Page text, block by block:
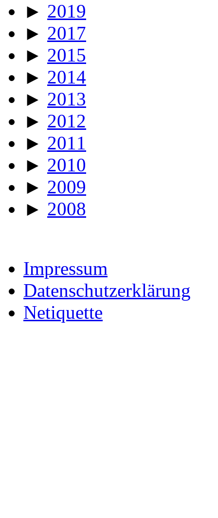
► 2019
► 2017
► 2015
► 2014
► 2013
► 2012
► 2011
► 2010
► 2009
► 2008
Impressum
Datenschutzerklärung
Netiquette